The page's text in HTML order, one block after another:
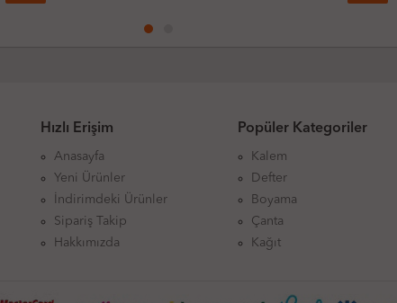
Hızlı Erişim
Anasayfa
Yeni Ürünler
İndirimdeki Ürünler
Sipariş Takip
Hakkımızda
Popüler Kategoriler
Kalem
Defter
Boyama
Çanta
Kağıt